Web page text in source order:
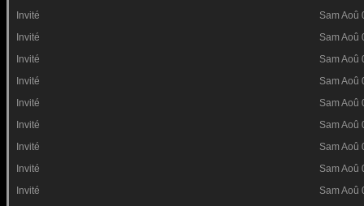
Invité
Sam Aoû
Invité
Sam Aoû
Invité
Sam Aoû
Invité
Sam Aoû
Invité
Sam Aoû
Invité
Sam Aoû
Invité
Sam Aoû
Invité
Sam Aoû
Invité
Sam Aoû